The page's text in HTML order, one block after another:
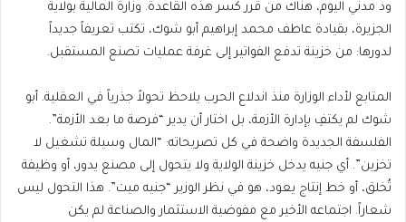
ود مدني اليوم، هناك من قرر كسر هذه القاعدة. وزارة المالية بولاية
الجزيرة، بقيادة عاطف محمد إبراهيم أبو شوك، تكتب تعريفاً جديداً
لدورها: من خزينة تدفع الفواتير إلى غرفة عمليات تصنع المستقبل.
المتابع لأداء الوزارة منذ اندلاع الحرب يلاحظ تحولاً جذرياً في العقلية. أبو
شوك لم يكتفِ بإدارة الأزمة، بل اختار أن يدير “فرصة ما بعد الأزمة”.
الفلسفة الجديدة واضحة في كل تصريحاته: “المال وسيلة تشغيل لا
تخزين”. أي جنيه يدخل خزينة الولاية ولا يتحول إلى مصنع يدور، أو وظيفة
تُخلق، أو خط إنتاج يعود، هو في نظر الوزير “جنيه ميت”. هذا التحول ليس
شعاراً. اجتماعه الأخير مع مفوضية الاستثمار والصناعة لم يكن